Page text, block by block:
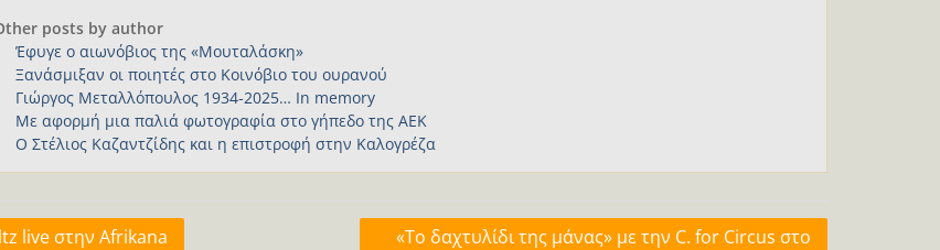
posts by author
Έφυγε ο αιωνόβιος της «Μουταλάσκη»
Ξανάσμιξαν οι ποιητές στο Κοινόβιο του ουρανού
Γιώργος Μεταλλόπουλος 1934-2025… In memory
Με αφορμή μια παλιά φωτογραφία στο γήπεδο της ΑΕΚ
Ο Στέλιος Καζαντζίδης και η επιστροφή στην Καλογρέζα
live στην Afrikana
«Το δαχτυλίδι της μάνας» με την C. for Circus στο